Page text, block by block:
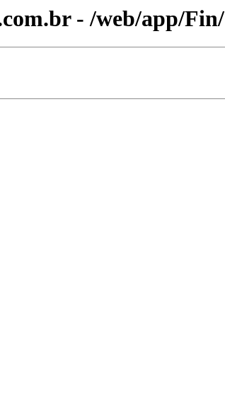
- /web/app/Fin/